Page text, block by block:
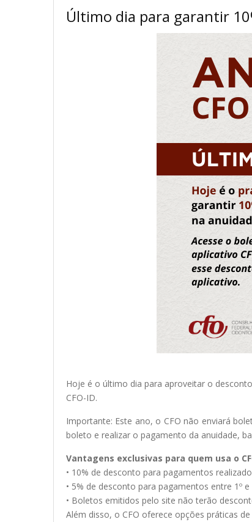
Último dia para garantir
Hoje é o último dia para aproveitar o
CFO-ID.
Importante: Este ano, o CFO não enviará
boleto e realizar o pagamento da anuidade,
Vantagens exclusivas para quem usa o
• 10% de desconto para pagamentos
• 5% de desconto para pagamentos entre 1º
• Boletos emitidos pelo site não terão
Além disso, o CFO oferece opções práticas